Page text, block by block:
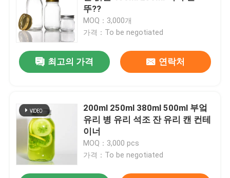
뚜??
MOQ：3,000개
가격：To be negotiated
최고의 가격 연락처
200ml 250ml 380ml 500ml 부엌
유리 병 유리 석조 잔 유리 캔 컨테
이너
MOQ：3,000 pcs
가격：To be negotiated